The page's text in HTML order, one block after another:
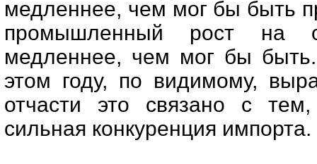
медленнее, чем мог бы быть
промышленный рост на
медленнее, чем мог бы
этом году, по видимому,
отчасти это связано с
сильная конкуренция импорта.